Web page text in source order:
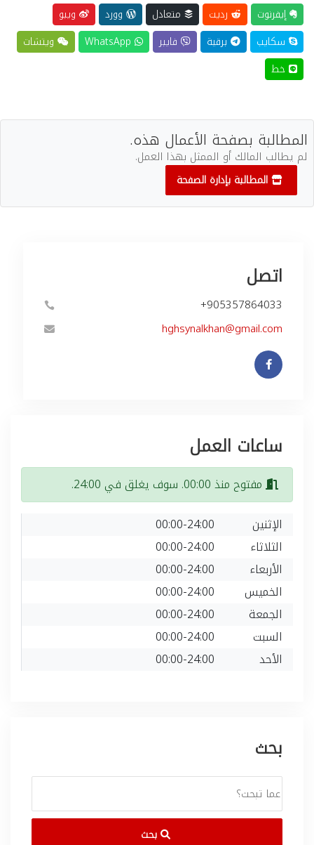
إيفرنوت رديت متعادل وورد
ويبو
سكايب
برقية فايبر
ويتشات
خط
المطالبة بصفحة الأعمال هذه.
لم يطالب المالك أو الممثل بهذا العمل.
المطالبة بإدارة الصفحة
اتصل
+905357864033
hghsynalkhan@gmail.com
ساعات العمل
مفتوح منذ 00:00. سوف يغلق في 24:00.
الإثنين
00:00-24:00
الثلاثاء
00:00-24:00
الأربعاء
00:00-24:00
الخميس
00:00-24:00
الجمعة
00:00-24:00
السبت
00:00-24:00
الأحد
00:00-24:00
بحث
بحث